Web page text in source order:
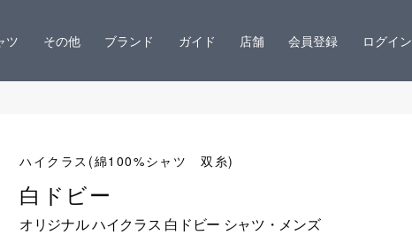
ツ その他 ブランド ガイド 店舗 会員登録 ログイン
ハイクラス(綿100%シャツ 双糸)
白ドビー
オリジナル ハイクラス 白ドビー シャツ・メンズ